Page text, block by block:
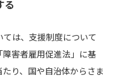
る
は、支援制度について
害者雇用促進法」に基
り、国や自治体からさま